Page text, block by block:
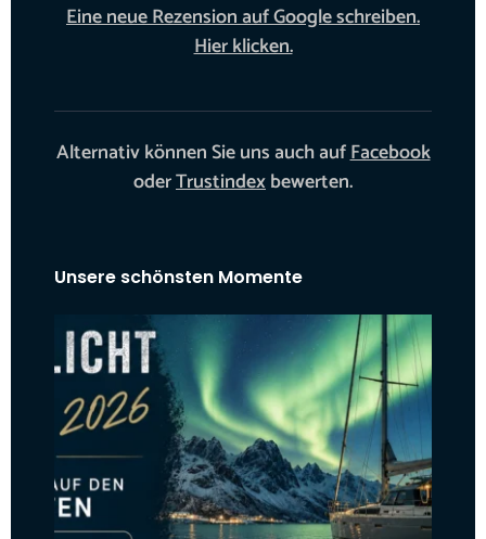
Eine neue Rezension auf Google schreiben.
Hier klicken.
Alternativ können Sie uns auch aufFacebook
oderTrustindexbewerten.
Unsere schönsten Momente